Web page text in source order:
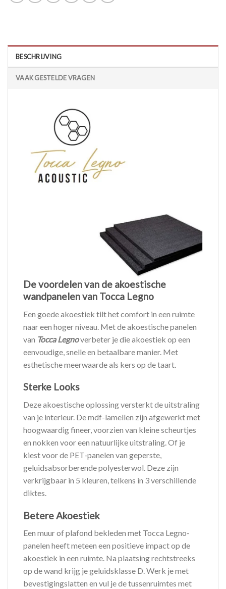
BESCHRIJVING
VAAK GESTELDE VRAGEN
De voordelen van de akoestische
wandpanelen van Tocca Legno
Een goede akoestiek tilt het comfort in een ruimte
naar een hoger niveau. Met de akoestische panelen
van Tocca Legnoverbeter je die akoestiek op een
eenvoudige, snelle en betaalbare manier. Met
esthetische meerwaarde als kers op de taart.
Sterke Looks
Deze akoestische oplossing versterkt de uitstraling
van je interieur. De mdf-lamellen zijn afgewerkt met
hoogwaardig fineer, voorzien van kleine scheurtjes
en nokken voor een natuurlijke uitstraling. Of je
kiest voor de PET-panelen van geperste,
geluidsabsorberende polyesterwol. Deze zijn
verkrijgbaar in 5 kleuren, telkens in 3 verschillende
diktes.
Betere Akoestiek
Een muur of plafond bekleden met Tocca Legno-
panelen heeft meteen een positieve impact op de
akoestiek in een ruimte. Na plaatsing rechtstreeks
op de wand krijg je geluidsklasse D. Werk je met
bevestigingslatten en vul je de tussenruimtes met